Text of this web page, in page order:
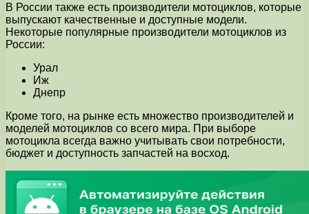
В России также есть производители мотоциклов, которые
выпускают качественные и доступные модели.
Некоторые популярные производители мотоциклов из
России:
Урал
Иж
Днепр
Кроме того, на рынке есть множество производителей и
моделей мотоциклов со всего мира. При выборе
мотоцикла всегда важно учитывать свои потребности,
бюджет и доступность запчастей на восход.